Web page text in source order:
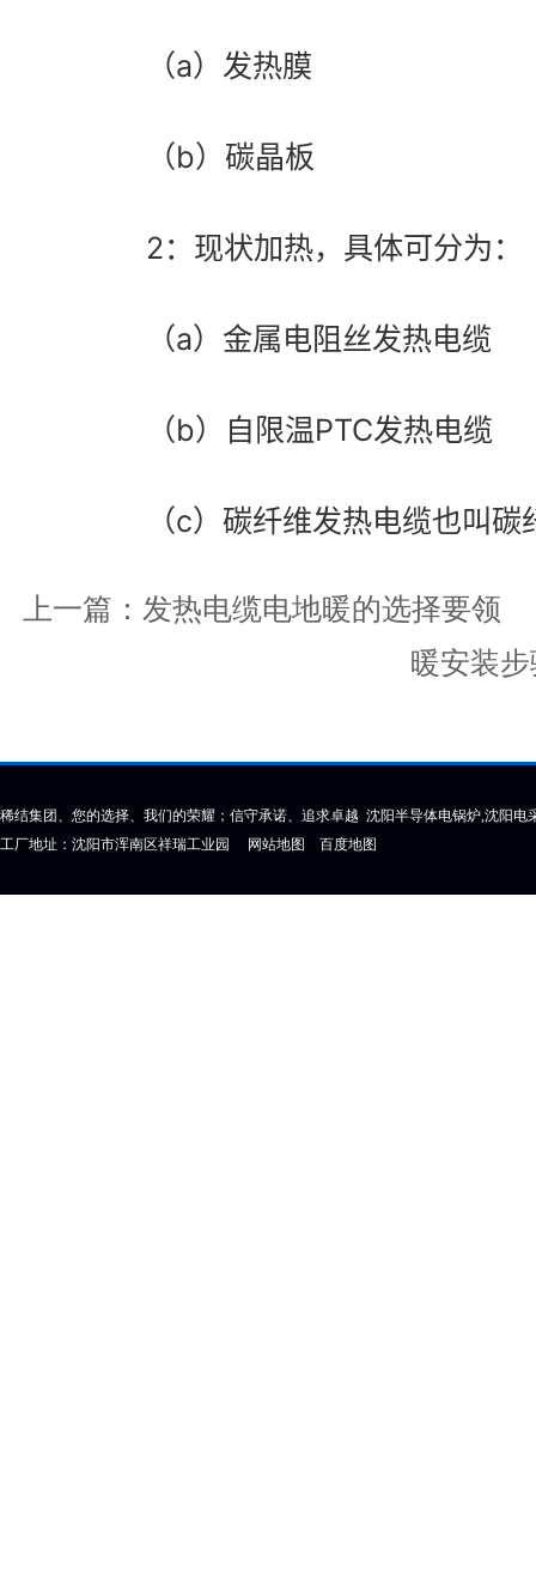
		（a）发热膜
		（b）碳晶板
		2：现状加热，具体可分为：
		（a）金属电阻丝发热电缆
		（b）自限温PTC发热电缆
（c）碳纤维发热电缆也叫
上一篇： 发热电缆电地暖的选择要领
暖安装
稀结集团、您的选择、我们的荣耀；信守承诺、追求卓越 沈阳半导体电锅炉,沈阳电
工厂地址：沈阳市浑南区祥瑞工业园 网站地图 百度地图